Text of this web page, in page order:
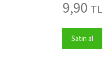
9,90 TL
Satın al